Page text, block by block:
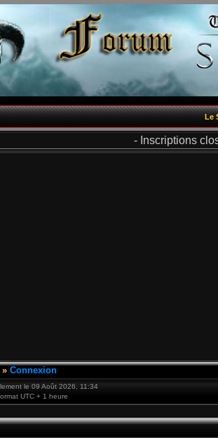
Le
- Inscriptions
» Connexion
le 09 Août 2026, 11:34
UTC + 1 heure